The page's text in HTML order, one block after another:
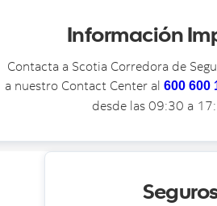
Información
Contacta a Scotia Corredora de
a nuestro Contact Center al 600 600
desde las 09:30 a